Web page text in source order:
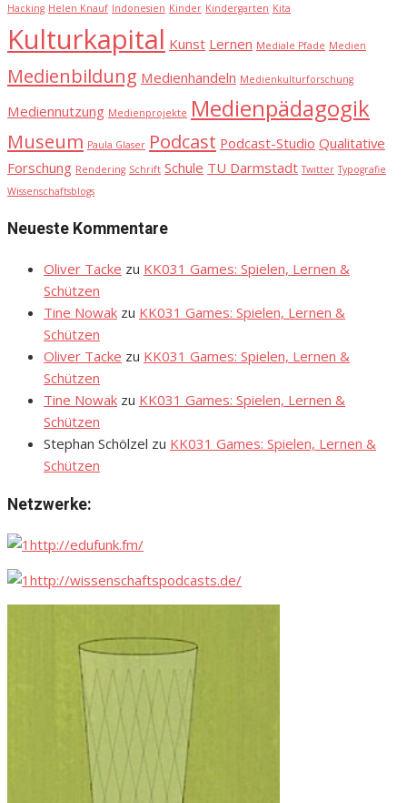
Hacking Helen Knauf Indonesien Kinder Kindergarten Kita
Kulturkapital Kunst Lernen Mediale Pfade Medien
Medienbildung Medienhandeln Medienkulturforschung
Mediennutzung Medienprojekte Medienpädagogik
Museum Paula Glaser Podcast Podcast-Studio Qualitative
Forschung Rendering Schrift Schule TU Darmstadt Twitter Typografie
Wissenschaftsblogs
Neueste Kommentare
Oliver Tacke zu KK031 Games: Spielen, Lernen &
Schützen
Tine Nowak zu KK031 Games: Spielen, Lernen &
Schützen
Oliver Tacke zu KK031 Games: Spielen, Lernen &
Schützen
Tine Nowak zu KK031 Games: Spielen, Lernen &
Schützen
Stephan Schölzel zu KK031 Games: Spielen, Lernen &
Schützen
Netzwerke:
http://edufunk.fm/
http://wissenschaftspodcasts.de/